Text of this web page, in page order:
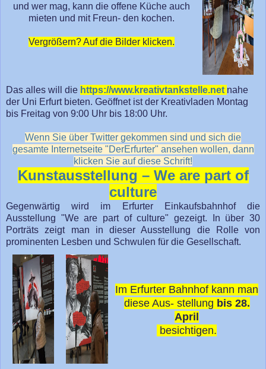
und wer mag, kann die offene Küche auch
mieten und mit Freun- den kochen.
Vergrößern? Auf die Bilder klicken.
Das alles will die https://www.kreativtankstelle.net nahe
der Uni Erfurt bieten. Geöffnet ist der Kreativladen Montag
bis Freitag von 9:00 Uhr bis 18:00 Uhr.
Wenn Sie über Twitter gekommen sind und sich die
gesamte Internetseite "DerErfurter" ansehen wollen, dann
klicken Sie auf diese Schrift!
Kunstausstellung – We are part of
culture
Gegenwärtig wird im Erfurter Einkaufsbahnhof die
Ausstellung "We are part of culture" gezeigt. In über 30
Porträts zeigt man in dieser Ausstellung die Rolle von
prominenten Lesben und Schwulen für die Gesellschaft.
Im Erfurter Bahnhof kann man
diese Aus- stellung bis 28.
April
besichtigen.